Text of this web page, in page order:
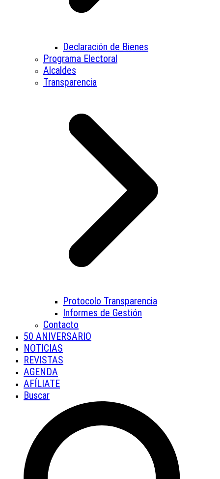
Declaración de Bienes
Programa Electoral
Alcaldes
Transparencia
Protocolo Transparencia
Informes de Gestión
Contacto
50 ANIVERSARIO
NOTICIAS
REVISTAS
AGENDA
AFÍLIATE
Buscar